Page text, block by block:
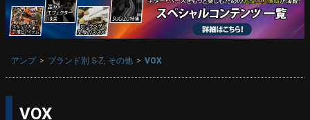
アンプ ブランド別 S-Z, その他 VOX
VOX